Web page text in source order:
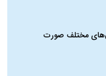
مختلف صورت